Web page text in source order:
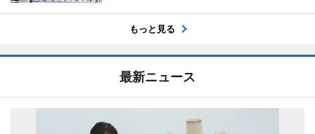
もっと見る
最新ニュース